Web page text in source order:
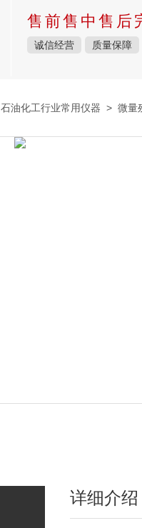
售前售中售后
诚信经营 质量保障
石油化工行业常用仪器 > 微量
详细介绍